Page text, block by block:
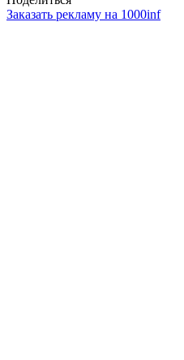
Заказать рекламу на 1000inf